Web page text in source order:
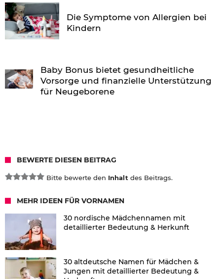
Die Symptome von Allergien bei
Kindern
Baby Bonus bietet gesundheitliche
Vorsorge und finanzielle Unterstützung
für Neugeborene
BEWERTE DIESEN BEITRAG
Bitte bewerte den Inhalt des Beitrags.
MEHR IDEEN FÜR VORNAMEN
30 nordische Mädchennamen mit
detaillierter Bedeutung & Herkunft
30 altdeutsche Namen für Mädchen &
Jungen mit detaillierter Bedeutung &